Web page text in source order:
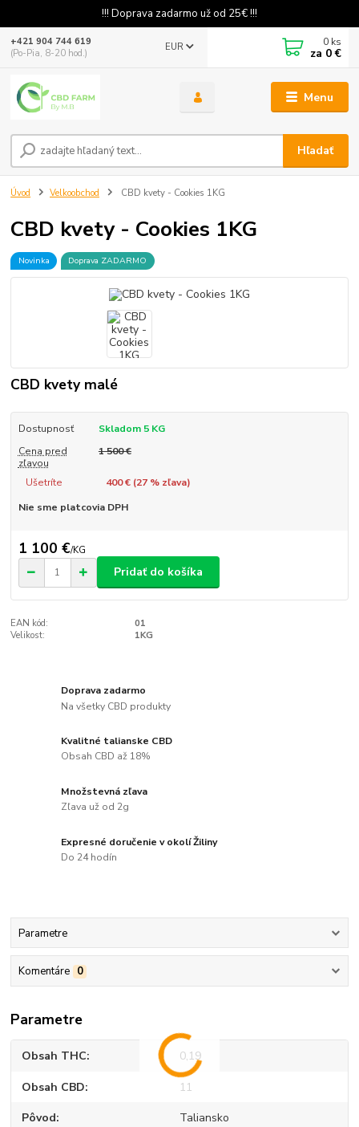
!!! Doprava zadarmo už od 25€ !!!
Menu
EUR
Hľadať
+421 904 744 619
(Po-Pia, 8-20 hod.)
0 ks
za 0 €
Úvod Velkoobchod CBD kvety - Cookies 1KG
CBD kvety - Cookies 1KG
Novinka Doprava ZADARMO
CBD kvety malé
Dostupnosť
Skladom 5 KG
Cena pred
zľavou
1 500 €
Ušetríte 400 € (27% zľava)
Nie sme platcovia DPH
1 100 €/KG
Pridať do košíka
EAN kód:
01
Velikost:
1KG
Doprava zadarmo
Na všetky CBD produkty
Kvalitné talianske CBD
Obsah CBD až 18%
Množstevná zľava
Zľava už od 2g
Expresné doručenie v okolí Žiliny
Do 24 hodín
Parametre
Komentáre 0
Parametre
Obsah THC 0,19
Obsah CBD 11
Pôvod Taliansko